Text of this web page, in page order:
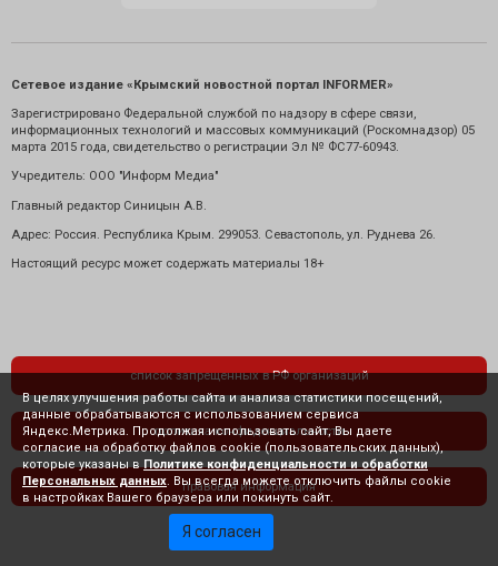
Сетевое издание «Крымский новостной портал INFORMER»
Зарегистрировано Федеральной службой по надзору в сфере связи,
информационных технологий и массовых коммуникаций (Роскомнадзор) 05
марта 2015 года, свидетельство о регистрации Эл № ФС77-60943.
Учредитель: ООО "Информ Медиа"
Главный редактор Синицын А.В.
Адрес: Россия. Республика Крым. 299053. Севастополь, ул. Руднева 26.
Настоящий ресурс может содержать материалы 18+
список запрещенных в РФ организаций
политика конфиденциальности
правовая информация
В целях улучшения работы сайта и анализа статистики посещений,
данные обрабатываются с использованием сервиса
Яндекс.Метрика. Продолжая использовать сайт, Вы даете
согласие на обработку файлов cookie (пользовательских данных),
которые указаны в Политике конфиденциальности и обработки
Персональных данных . Вы всегда можете отключить файлы cookie
в настройках Вашего браузера или покинуть сайт.
Я согласен